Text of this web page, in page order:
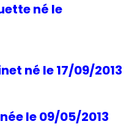
né le
né le 17/09/2013
le 09/05/2013